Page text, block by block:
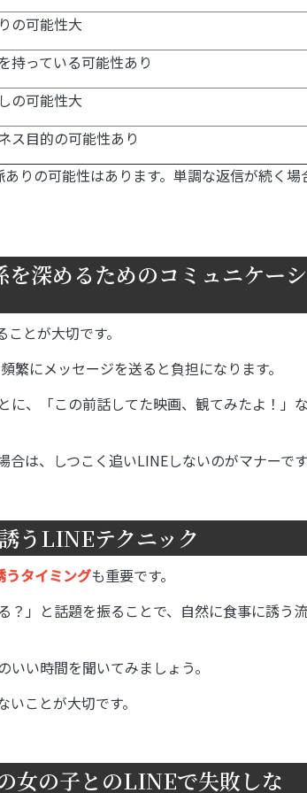
の可能性大
持っている可能性あり
の可能性大
ス目的の可能性あり
りの可能性はあります。単調な返信が続く場
深めるためのコミュニケーシ
ことが大切です。
繁にメッセージを送ると負担になります。
に、「この前話してた映画、観てみたよ！」
合は、しつこく追いLINEしないのがマナーで
うLINEテクニック
うタイミングも重要です。
？」と話題を振ることで、自然に食事に誘う
いい時間を聞いてみましょう。
ことが大切です。
女の子とのLINEで失敗しな